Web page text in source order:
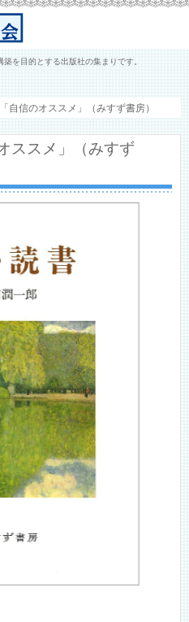
を目的とする出版社の集まりです。
自信のオススメ」（みすず書房）
ススメ」（みすず